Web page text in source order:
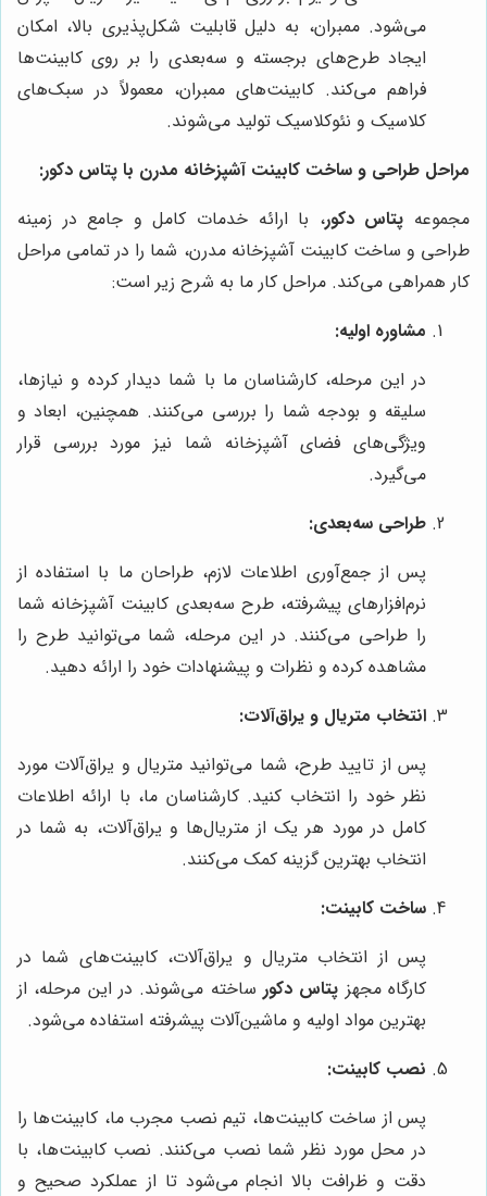
می‌شود. ممبران، به دلیل قابلیت شکل‌پذیری بالا، امکان
ایجاد طرح‌های برجسته و سه‌بعدی را بر روی کابینت‌ها
فراهم می‌کند. کابینت‌های ممبران، معمولاً در سبک‌های
کلاسیک و نئوکلاسیک تولید می‌شوند.
مراحل طراحی و ساخت کابینت آشپزخانه مدرن با پتاس دکور:
مجموعه پتاس دکور، با ارائه خدمات کامل و جامع در زمینه
طراحی و ساخت کابینت آشپزخانه مدرن، شما را در تمامی مراحل
کار همراهی می‌کند. مراحل کار ما به شرح زیر است:
مشاوره اولیه:
در این مرحله، کارشناسان ما با شما دیدار کرده و نیازها،
سلیقه و بودجه شما را بررسی می‌کنند. همچنین، ابعاد و
ویژگی‌های فضای آشپزخانه شما نیز مورد بررسی قرار
می‌گیرد.
طراحی سه‌بعدی:
پس از جمع‌آوری اطلاعات لازم، طراحان ما با استفاده از
نرم‌افزارهای پیشرفته، طرح سه‌بعدی کابینت آشپزخانه شما
را طراحی می‌کنند. در این مرحله، شما می‌توانید طرح را
مشاهده کرده و نظرات و پیشنهادات خود را ارائه دهید.
انتخاب متریال و یراق‌آلات:
پس از تایید طرح، شما می‌توانید متریال و یراق‌آلات مورد
نظر خود را انتخاب کنید. کارشناسان ما، با ارائه اطلاعات
کامل در مورد هر یک از متریال‌ها و یراق‌آلات، به شما در
انتخاب بهترین گزینه کمک می‌کنند.
ساخت کابینت:
پس از انتخاب متریال و یراق‌آلات، کابینت‌های شما در
کارگاه مجهز پتاس دکور ساخته می‌شوند. در این مرحله، از
بهترین مواد اولیه و ماشین‌آلات پیشرفته استفاده می‌شود.
نصب کابینت:
پس از ساخت کابینت‌ها، تیم نصب مجرب ما، کابینت‌ها را
در محل مورد نظر شما نصب می‌کنند. نصب کابینت‌ها، با
دقت و ظرافت بالا انجام می‌شود تا از عملکرد صحیح و